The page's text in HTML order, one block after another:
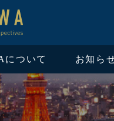
について お知ら